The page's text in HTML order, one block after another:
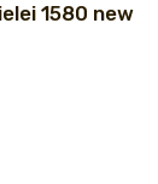
1580 new